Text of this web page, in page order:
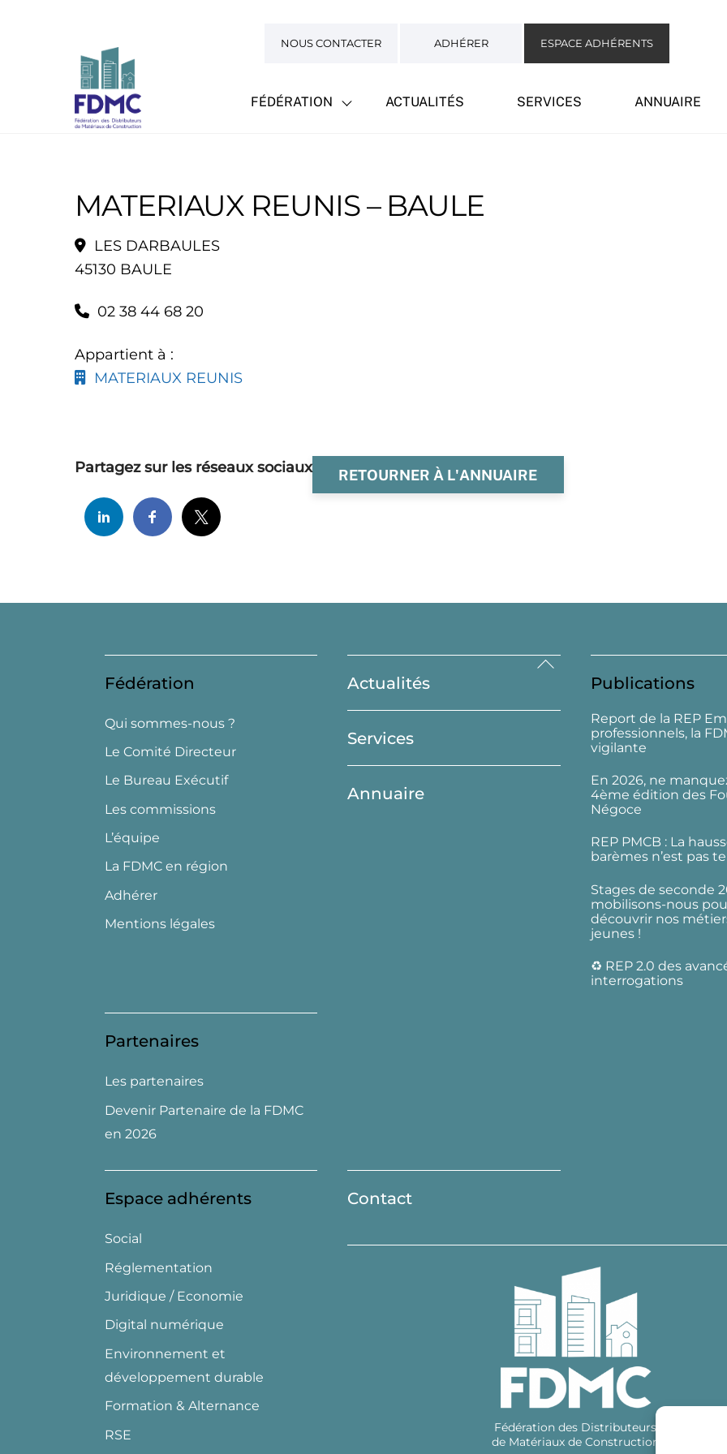
NOUS CONTACTER ADHÉRER ESPACE ADHÉRENTS
FÉDÉRATION ACTUALITÉS SERVICES ANNUAIRE
MATERIAUX REUNIS – BAULE
LES DARBAULES
45130 BAULE
02 38 44 68 20
Appartient à :
MATERIAUX REUNIS
RETOURNER À L'ANNUAIRE
Partagez sur les réseaux sociaux
Back
Top
Fédération
Qui sommes-nous ?
Le Comité Directeur
Le Bureau Exécutif
Les commissions
L’équipe
La FDMC en région
Adhérer
Mentions légales
Actualités
Services
Annuaire
Publications
Report de la REP
professionnels, la
vigilante
En 2026, ne
4ème édition des
Négoce
REP PMCB : La
barèmes n’est pas
Stages de seconde
mobilisons-nous
découvrir nos
jeunes !
♻️ REP 2.0 des
interrogations
Partenaires
Les partenaires
Devenir Partenaire de la FDMC
en 2026
Espace adhérents
Social
Réglementation
Juridique / Economie
Digital numérique
Environnement et
développement durable
Formation & Alternance
RSE
Contact
Fédération des Distributeurs
de Matériaux de Construction